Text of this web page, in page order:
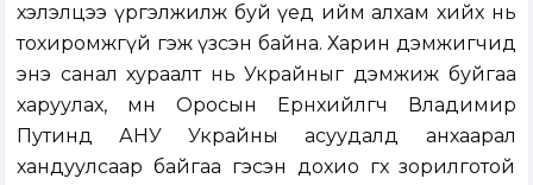
хэлэлцээ үргэлжилж буй үед ийм алхам хийх нь
тохиромжгүй гэж үзсэн байна. Харин дэмжигчид
энэ санал хураалт нь Украйныг дэмжиж буйгаа
харуулах, мөн Оросын Ерөнхийлөгч Владимир
Путинд АНУ Украйны асуудалд анхаарал
хандуулсаар байгаа гэсэн дохио өгөх зорилготой